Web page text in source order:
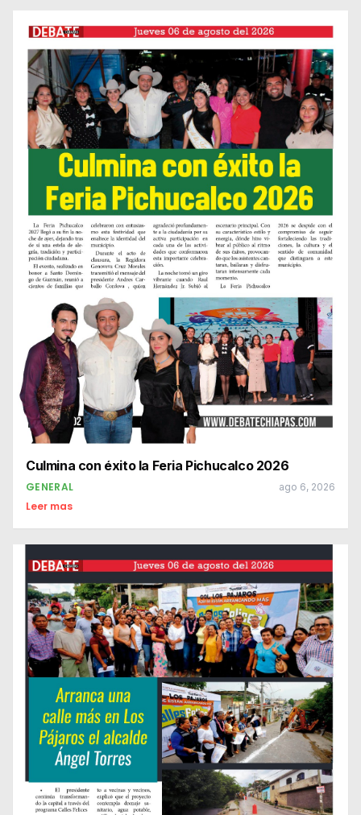
Culmina con éxito la Feria Pichucalco 2026
GENERAL ago 6, 2026
Leer mas